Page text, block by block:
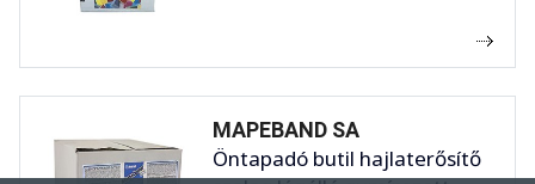
MAPEBAND SA
Öntapadó butil hajlaterősítő